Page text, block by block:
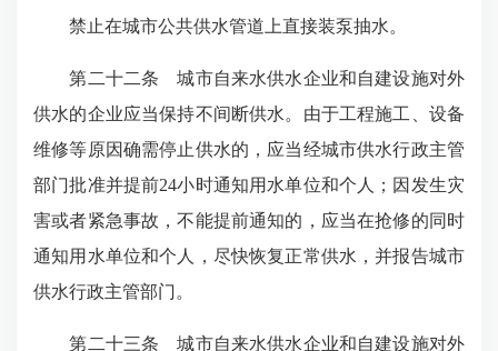
禁止在城市公共供水管道上直接装泵抽水。
第二十二条 城市自来水供水企业和自建设施对外
供水的企业应当保持不间断供水。由于工程施工、设备
维修等原因确需停止供水的，应当经城市供水行政主管
部门批准并提前24小时通知用水单位和个人；因发生灾
害或者紧急事故，不能提前通知的，应当在抢修的同时
通知用水单位和个人，尽快恢复正常供水，并报告城市
供水行政主管部门。
第二十三条 城市自来水供水企业和自建设施对外